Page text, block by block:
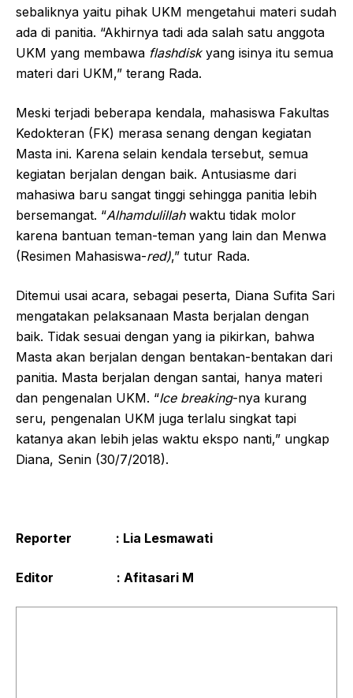
sebaliknya yaitu pihak UKM mengetahui materi sudah
ada di panitia. “Akhirnya tadi ada salah satu anggota
UKM yang membawa flashdiskyang isinya itu semua
materi dari UKM,” terang Rada.
Meski terjadi beberapa kendala, mahasiswa Fakultas
Kedokteran (FK) merasa senang dengan kegiatan
Masta ini. Karena selain kendala tersebut, semua
kegiatan berjalan dengan baik. Antusiasme dari
mahasiwa baru sangat tinggi sehingga panitia lebih
bersemangat. “Alhamdulillahwaktu tidak molor
karena bantuan teman-teman yang lain dan Menwa
(Resimen Mahasiswa-red),” tutur Rada.
Ditemui usai acara, sebagai peserta, Diana Sufita Sari
mengatakan pelaksanaan Masta berjalan dengan
baik. Tidak sesuai dengan yang ia pikirkan, bahwa
Masta akan berjalan dengan bentakan-bentakan dari
panitia. Masta berjalan dengan santai, hanya materi
dan pengenalan UKM. “Ice breaking-nya kurang
seru, pengenalan UKM juga terlalu singkat tapi
katanya akan lebih jelas waktu ekspo nanti,” ungkap
Diana, Senin (30/7/2018).
Reporter : Lia Lesmawati
Editor : Afitasari M